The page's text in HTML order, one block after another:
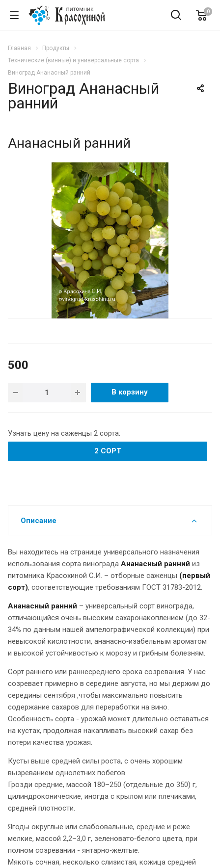
0
Главная
Продукты
Технические (винные) и универсальные сорта
Виноград Ананасный ранний
Виноград Ананасный
ранний
Ананасный ранний
500
В корзину
Узнать цену на саженцы 2 сорта:
2 СОРТ
Описание
Вы находитесь на странице универсального назначения
использования сорта винограда Ананасный ранний из
питомника Красохиной С.И. – отборные саженцы (первый
сорт), соответствующие требованиям ГОСТ 31783-2012.
Ананасный ранний – универсальный сорт винограда,
отличающийся очень высоким сахаронакоплением (до 32-
34% по данным нашей ампелографической коллекции) при
невысокой кислотности, ананасно‑изабельным ароматом
и высокой устойчивостью к морозу и грибным болезням.
Сорт раннего или раннесреднего срока созревания. У нас
созревает примерно в середине августа, но мы держим до
середины сентября ,чтобы максимально повысить
содержание сахаров для переработки на вино.
Особенность сорта - урожай может длительно оставаться
на кустах, продолжая накапливать высокий сахар без
потери качества урожая.
Кусты выше средней силы роста, с очень хорошим
вызреванием однолетних побегов.
Грозди средние, массой 180–250 (отдельные до 350) г,
цилиндроконические, иногда с крылом или плечиками,
средней плотности.
Ягоды округлые или слабоовальные, средние и реже
мелкие, массой 2,2–3,0 г, зеленовато‑белого цвета, при
полном созревании - янтарно‑желтые.
Мякоть сочная, несколько слизистая, кожица средней